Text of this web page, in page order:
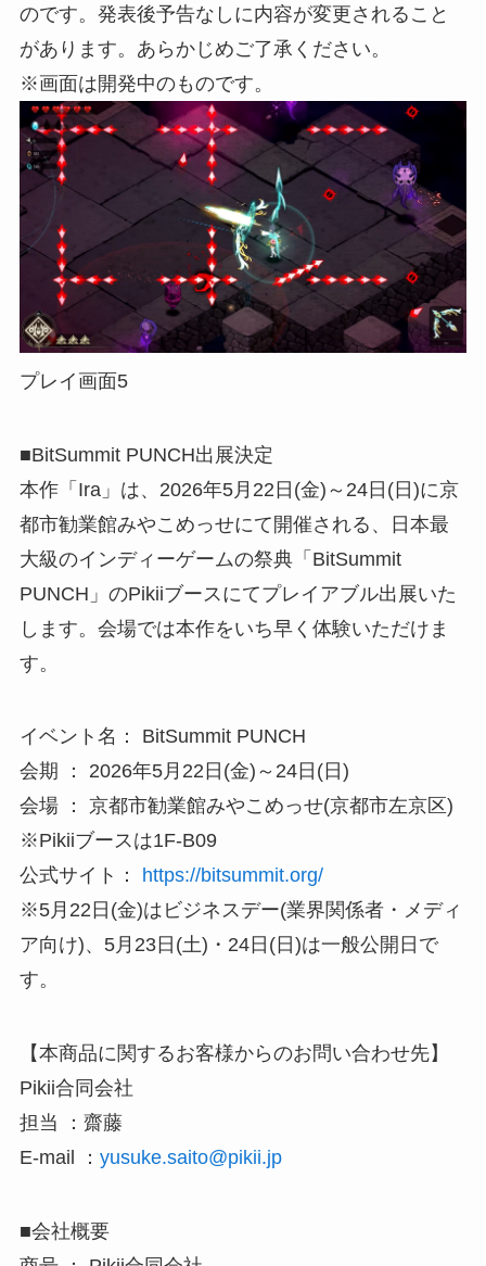
のです。発表後予告なしに内容が変更されること
があります。あらかじめご了承ください。
※画面は開発中のものです。
プレイ画面5
■BitSummit PUNCH出展決定
本作「Ira」は、2026年5月22日(金)～24日(日)に京
都市勧業館みやこめっせにて開催される、日本最
大級のインディーゲームの祭典「BitSummit
PUNCH」のPikiiブースにてプレイアブル出展いた
します。会場では本作をいち早く体験いただけま
す。
イベント名： BitSummit PUNCH
会期 ： 2026年5月22日(金)～24日(日)
会場 ： 京都市勧業館みやこめっせ(京都市左京区)
※Pikiiブースは1F-B09
公式サイト：
https://bitsummit.org/
※5月22日(金)はビジネスデー(業界関係者・メディ
ア向け)、5月23日(土)・24日(日)は一般公開日で
す。
【本商品に関するお客様からのお問い合わせ先】
Pikii合同会社
担当 ：齋藤
E-mail ： yusuke.saito@pikii.jp
■会社概要